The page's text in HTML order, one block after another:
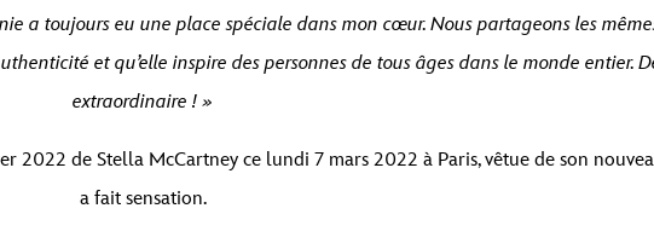
a toujours eu une place spéciale dans mon cœur. Nous partageons les
et qu’elle inspire des personnes de tous âges dans le monde entier.
extraordinaire ! »
2022 de Stella McCartney ce lundi 7 mars 2022 à Paris, vêtue de son
a fait sensation.